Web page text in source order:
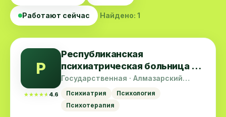
Работают сейчас Найдено: 1
Р
★★★★★
★★★★★ 4.6
Республиканская
психиатрическая больница с
интенсивным наблюдением
Государственная · Алмазарский
Психиатрия
Психология
Психотерапия